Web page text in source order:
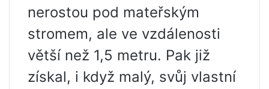
nerostou pod mateřským
stromem, ale ve vzdálenosti
větší než 1,5 metru. Pak již
získal, i když malý, svůj vlastní